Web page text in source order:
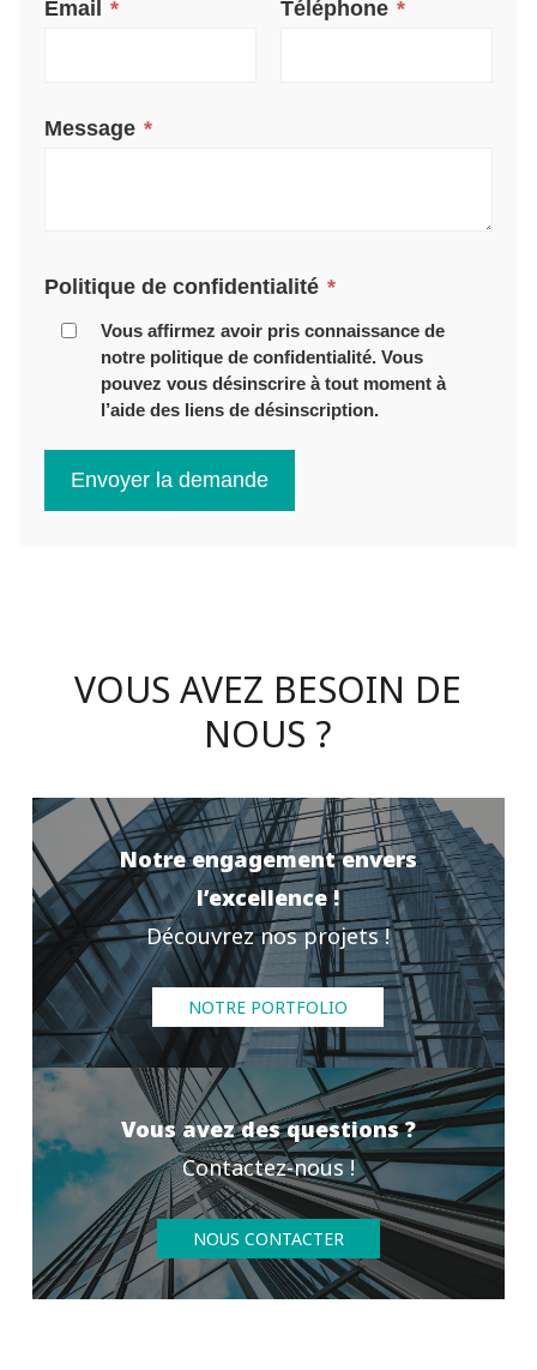
Email * Téléphone *
Message *
Politique de confidentialité *
Vous affirmez avoir pris connaissance de
notre politique de confidentialité. Vous
pouvez vous désinscrire à tout moment à
l’aide des liens de désinscription.
Envoyer la demande
VOUS AVEZ BESOIN DE
NOUS ?
Notre engagement envers
l’excellence !
Découvrez nos projets !
NOTRE PORTFOLIO
Vous avez des questions ?
Contactez-nous !
NOUS CONTACTER